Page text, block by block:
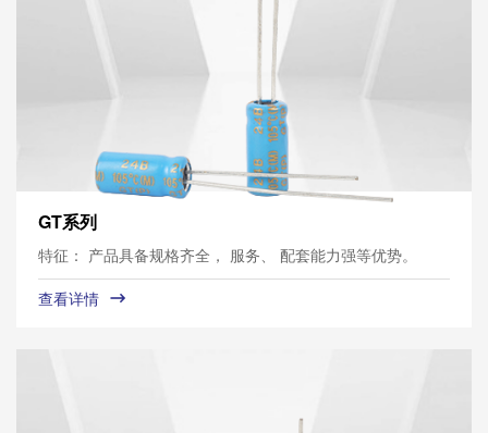
GT系列
特征： 产品具备规格齐全， 服务、 配套能力强等优势。
查看详情